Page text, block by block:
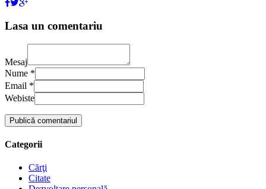
Lasa un comentariu
Mesaj
Nume *
Email *
Webiste
Categorii
Cărţi
Citate